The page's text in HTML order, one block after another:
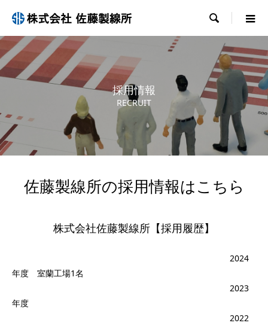

採用情報
RECRUIT
佐藤製線所の採用情報はこちら
株式会社佐藤製線所【採用履歴】
2024
年度 室蘭工場1名
2023
年度
2022